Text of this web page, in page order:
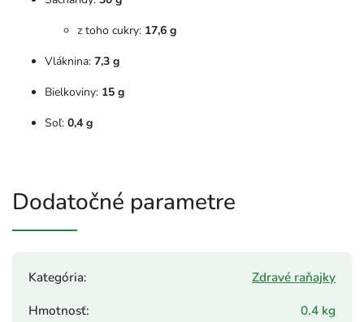
z toho cukry: 17,6 g
Vláknina: 7,3 g
Bielkoviny: 15 g
Soľ: 0,4 g
Dodatočné parametre
Kategória:
Zdravé raňajky
Hmotnosť:
0.4 kg